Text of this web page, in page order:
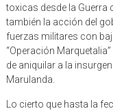
también la acción del
fuerzas militares con
“Operación
de aniquilar a la
Marulanda.
a la más avanzada